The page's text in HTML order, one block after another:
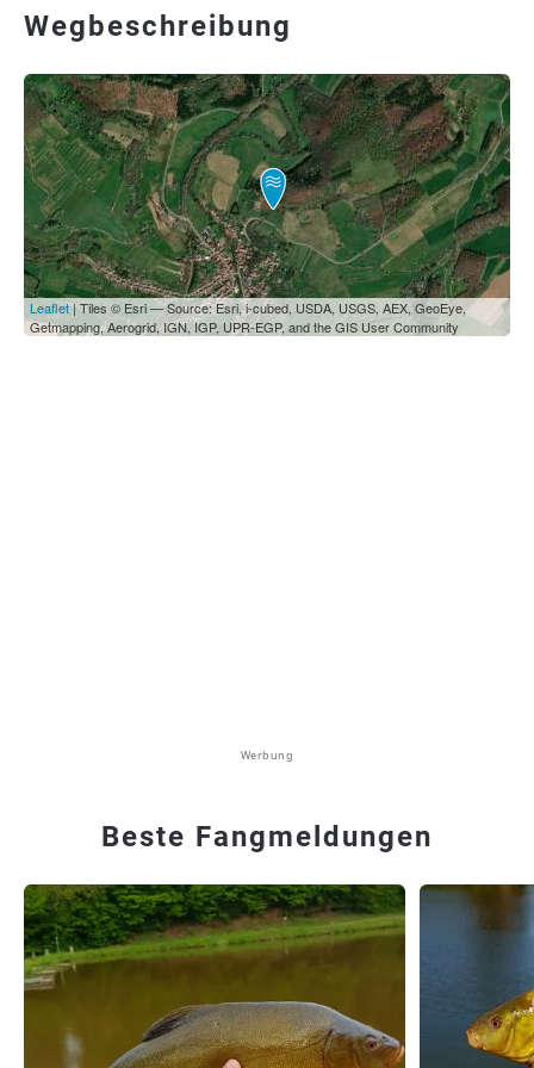
Wegbeschreibung
Leaflet| Tiles © Esri — Source: Esri, i-cubed, USDA, USGS, AEX, GeoEye,
Getmapping, Aerogrid, IGN, IGP, UPR-EGP, and the GIS User Community
Werbung
Beste Fangmeldungen